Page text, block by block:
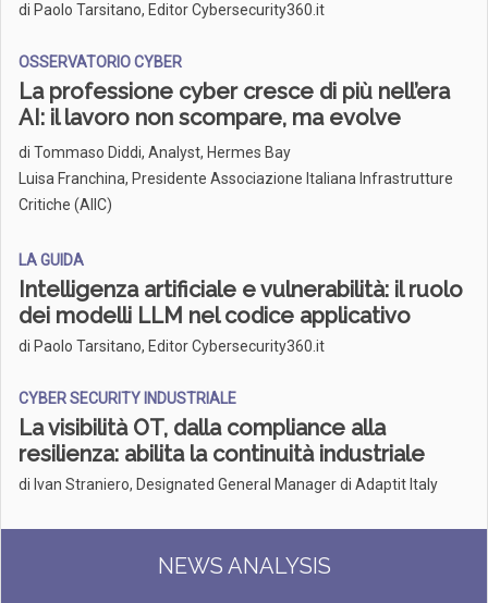
di Paolo Tarsitano, Editor Cybersecurity360.it
OSSERVATORIO CYBER
La professione cyber cresce di più nell’era
AI: il lavoro non scompare, ma evolve
di Tommaso Diddi, Analyst, Hermes Bay
Luisa Franchina, Presidente Associazione Italiana Infrastrutture
Critiche (AIIC)
LA GUIDA
Intelligenza artificiale e vulnerabilità: il ruolo
dei modelli LLM nel codice applicativo
di Paolo Tarsitano, Editor Cybersecurity360.it
CYBER SECURITY INDUSTRIALE
La visibilità OT, dalla compliance alla
resilienza: abilita la continuità industriale
di Ivan Straniero, Designated General Manager di Adaptit Italy
NEWS ANALYSIS